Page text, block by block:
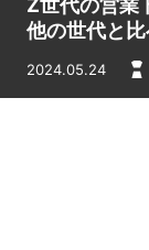
Z世代の営業
他の世代と
2024.05.24